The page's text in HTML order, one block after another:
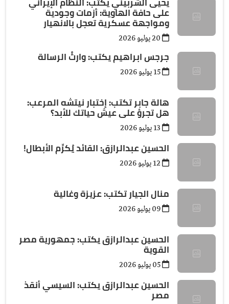
على حافة الهاوية: أزمات وجودية
ومواجهة عسكرية تعجل بالانهيار
جرجس ابراهيم يكتب: وارثُ الرسالة
هالة جابر تكتب: إختبار نيتشه المرعب:
هل تجرؤ على عيش حياتك للأبد؟
الحسين عبدالرازق: القائد يُكرِّم الأبطال!
منال الجيار تكتب: عزيزة وغالية
الحسين عبدالرازق يكتب: جمهورية مصر
القوية
الحسين عبدالرازق يكتب: السيسي أنقذ
مصر